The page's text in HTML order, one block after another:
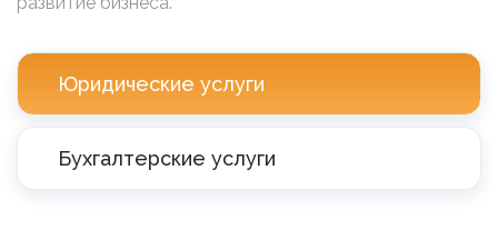
Юридические услуги
Бухгалтерские услуги